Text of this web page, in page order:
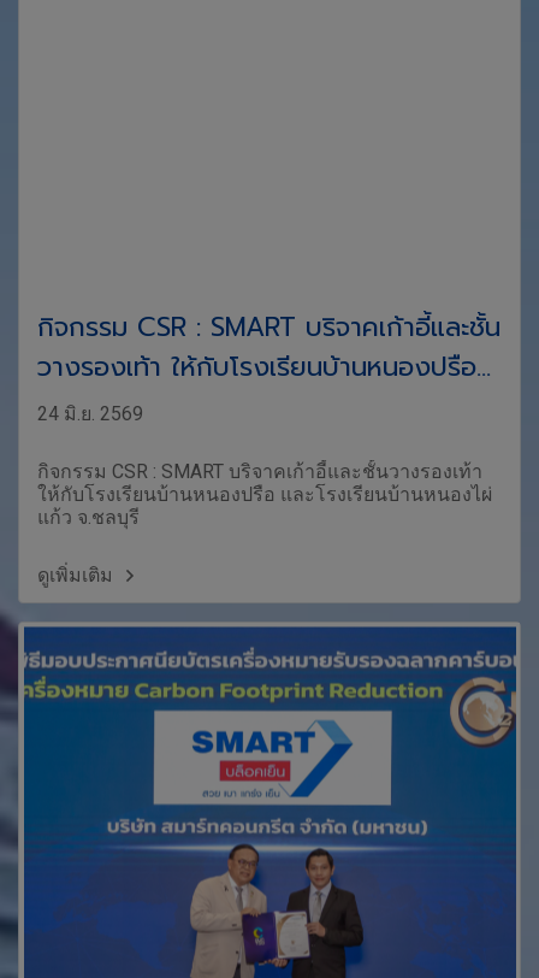
กิจกรรม CSR : SMART บริจาคเก้าอี้และชั้น
วางรองเท้า ให้กับโรงเรียนบ้านหนองปรือ
และโรงเรียนบ้านหนองไผ่แก้ว จ.ชลบุรี
24 มิ.ย. 2569
กิจกรรม CSR : SMART บริจาคเก้าอี้และชั้นวางรองเท้า
ให้กับโรงเรียนบ้านหนองปรือ และโรงเรียนบ้านหนองไผ่
แก้ว จ.ชลบุรี
ดูเพิ่มเติม